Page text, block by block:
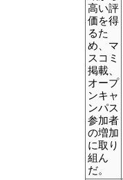
高い評
価を得
るた
め、マ
スコミ
掲載、
オープ
ンキャ
ンパス
参加者
の増加
に取り
組ん
だ。